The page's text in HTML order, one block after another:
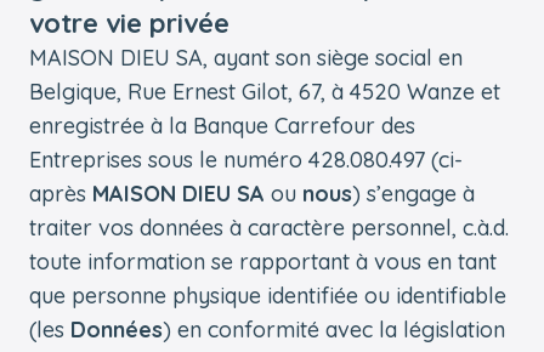
votre vie privée
MAISON DIEU SA, ayant son siège social en
Belgique, Rue Ernest Gilot, 67, à 4520 Wanze et
enregistrée à la Banque Carrefour des
Entreprises sous le numéro 428.080.497 (ci-
après MAISON DIEU SA ou nous) s’engage à
traiter vos données à caractère personnel, c.à.d.
toute information se rapportant à vous en tant
que personne physique identifiée ou identifiable
(les Données) en conformité avec la législation